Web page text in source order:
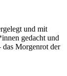
und mit
gedacht und
Morgenrot der